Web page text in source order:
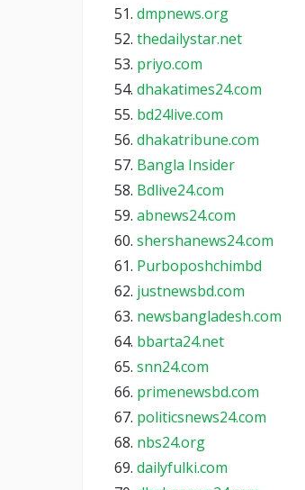
dmpnews.org
thedailystar.net
priyo.com
dhakatimes24.com
bd24live.com
dhakatribune.com
Bangla Insider
Bdlive24.com
abnews24.com
shershanews24.com
Purboposhchimbd
justnewsbd.com
newsbangladesh.com
bbarta24.net
snn24.com
primenewsbd.com
politicsnews24.com
nbs24.org
dailyfulki.com